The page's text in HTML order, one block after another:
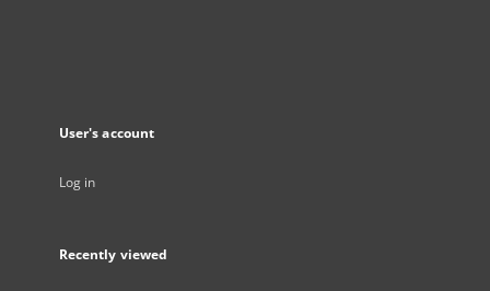
User's account
Log in
Recently viewed